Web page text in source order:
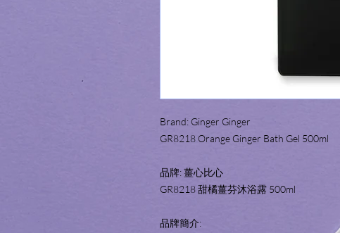
Brand: Ginger Ginger
GR8218 Orange Ginger Bath Gel 500ml
品牌: 薑心比心
GR8218 甜橘薑芬沐浴露 500ml
品牌簡介: